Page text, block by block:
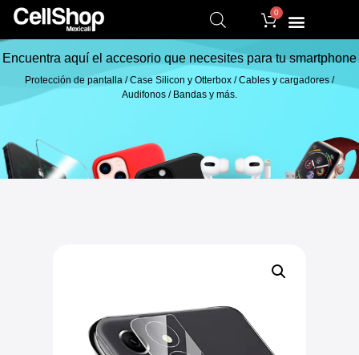
0
Encuentra aquí el accesorio que necesites para tu smartphone
Protección de pantalla / Case Silicon y Otterbox / Cables y cargadores /
Audifonos / Bandas y más.